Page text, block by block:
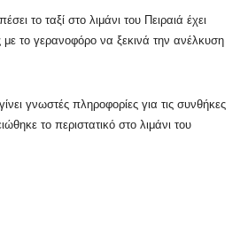
το ταξί στο λιμάνι του Πειραιά έχει
το γερανοφόρο να ξεκινά την ανέλκυση
γνωστές πληροφορίες για τις συνθήκες
το περιστατικό στο λιμάνι του